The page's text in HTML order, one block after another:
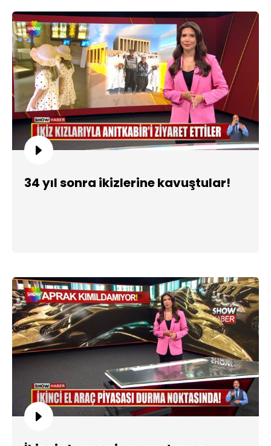
34 yıl sonra ikizlerine kavuştular!